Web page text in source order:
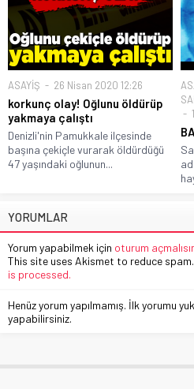
ASAYİŞ 26 Nisan 2020 12:26
korkunç olay! Oğlunu öldürüp
yakmaya çalıştı
Denizli'nin Pamukkale ilçesinde
başına çekiçle vurarak öldürdüğü
47 yaşındaki oğlunun...
YORUMLAR
Yorum yapabilmek için oturum
This site uses Akismet to reduce spam.
is processed.
Henüz yorum yapılmamış. İlk yorumu
yapabilirsiniz.